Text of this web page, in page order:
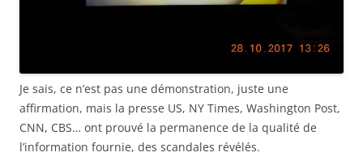
Je sais, ce n’est pas une démonstration, juste une
affirmation, mais la presse US, NY Times, Washington Post,
CNN, CBS… ont prouvé la permanence de la qualité de
l’information fournie, des scandales révélés.